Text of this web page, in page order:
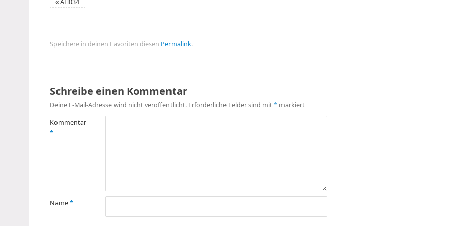
«AH034
Speichere in deinen Favoriten diesen Permalink.
Schreibe einen Kommentar
Deine E-Mail-Adresse wird nicht veröffentlicht. Erforderliche Felder sind mit* markiert
Kommentar
*
Name*